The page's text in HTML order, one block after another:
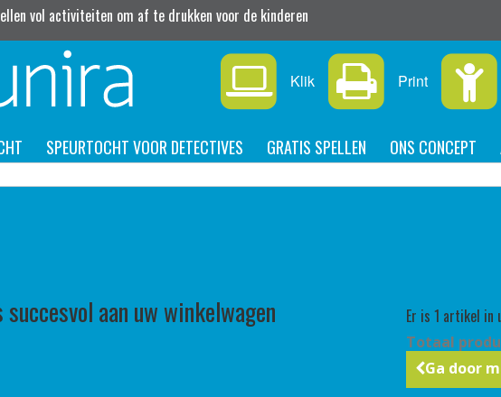
vol activiteiten om af te drukken voor de kinderen
Klik Print
SPEURTOCHT VOOR DETECTIVES GRATIS SPELLEN ONS CONCEPT
aan uw winkelwagen Er is 1 artikel in
Totaal
Ga door